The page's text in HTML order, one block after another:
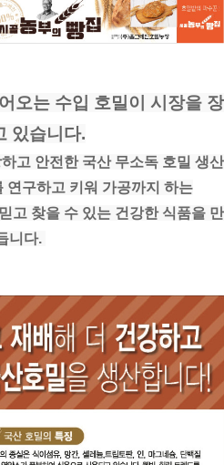
오는 수입 호밀이 시장을 장
있습니다.
고 안전한 국산 무소독 호밀 생산
연구하고 키워 가공까지 하는
고 찾을 수 있는 건강한 식품을 만
니다.